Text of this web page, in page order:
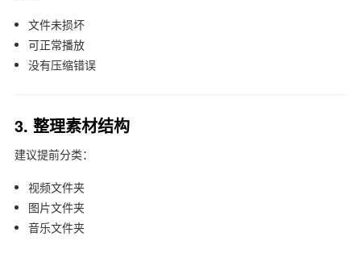
文件未损坏
可正常播放
没有压缩错误
3. 整理素材结构
建议提前分类：
视频文件夹
图片文件夹
音乐文件夹